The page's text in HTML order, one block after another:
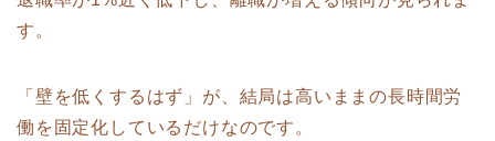
す。
「壁を低くするはず」が、結局は高いままの長時間労
働を固定化しているだけなのです。